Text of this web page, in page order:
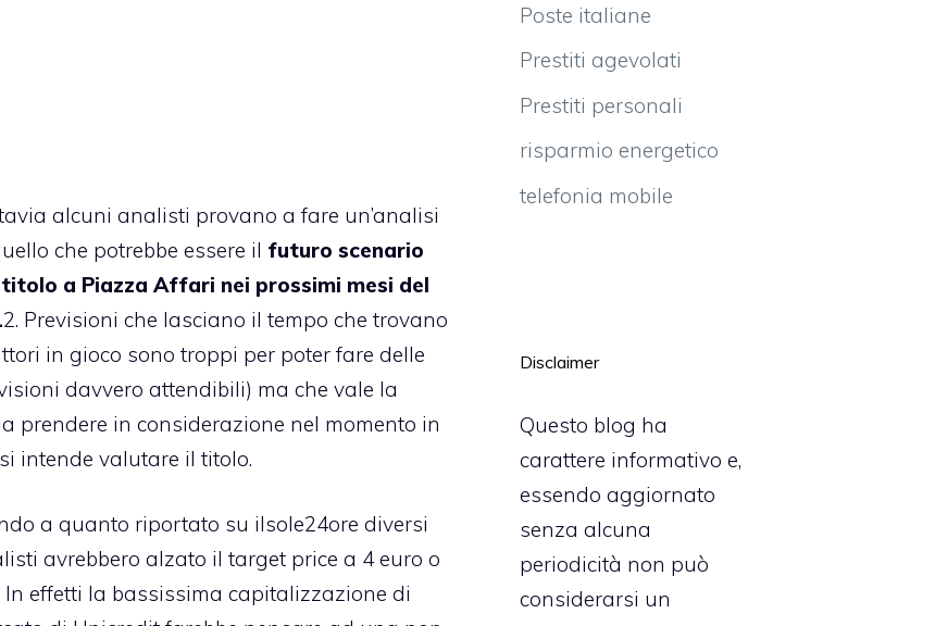
alcuni analisti provano a fare un’analisi
che potrebbe essere il futuro scenario
a Piazza Affari nei prossimi mesi del
2. Previsioni che lasciano il tempo che trovano
in gioco sono troppi per poter fare delle
davvero attendibili) ma che vale la
prendere in considerazione nel momento in
intende valutare il titolo.
a quanto riportato su ilsole24ore diversi
avrebbero alzato il target price a 4 euro o
In effetti la bassissima capitalizzazione di
Poste italiane
Prestiti agevolati
Prestiti personali
risparmio energetico
telefonia mobile
Disclaimer
Questo blog ha
carattere informativo e,
essendo aggiornato
senza alcuna
periodicità non può
considerarsi un